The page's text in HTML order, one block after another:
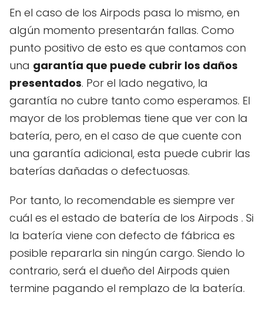
En el caso de los Airpods pasa lo mismo, en
algún momento presentarán fallas. Como
punto positivo de esto es que contamos con
una garantía que puede cubrir los daños
presentados. Por el lado negativo, la
garantía no cubre tanto como esperamos. El
mayor de los problemas tiene que ver con la
batería, pero, en el caso de que cuente con
una garantía adicional, esta puede cubrir las
baterías dañadas o defectuosas.
Por tanto, lo recomendable es siempre ver
cuál es el estado de batería de los Airpods . Si
la batería viene con defecto de fábrica es
posible repararla sin ningún cargo. Siendo lo
contrario, será el dueño del Airpods quien
termine pagando el remplazo de la batería.